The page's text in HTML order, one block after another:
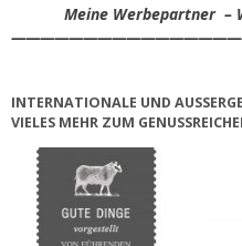
Meine Werbepartner –
INTERNATIONALE UND
IELES MEHR ZUM